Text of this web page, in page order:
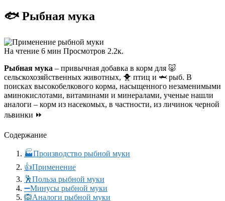
🐟 Рыбная мука
На чтение 6 мин Просмотров 2.2к.
Рыбная мука – привычная добавка в корм для 🐷
сельскохозяйственных животных, 🐥 птиц и 🦈 рыб. В
поисках высокобелкового корма, насыщенного незаменимыми
аминокислотами, витаминами и минералами, ученые нашли
аналоги – корм из насекомых, в частности, из личинок черной
львинки ⏩
Содержание
🏭Производство рыбной муки
👍Применение
🕺Польза рыбной муки
➖Минусы рыбной муки
🙉Аналоги рыбной муки